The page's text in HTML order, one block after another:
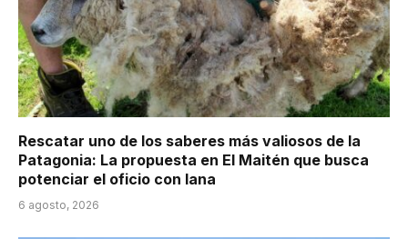
Rescatar uno de los saberes más valiosos de la
Patagonia: La propuesta en El Maitén que busca
potenciar el oficio con lana
6 agosto, 2026